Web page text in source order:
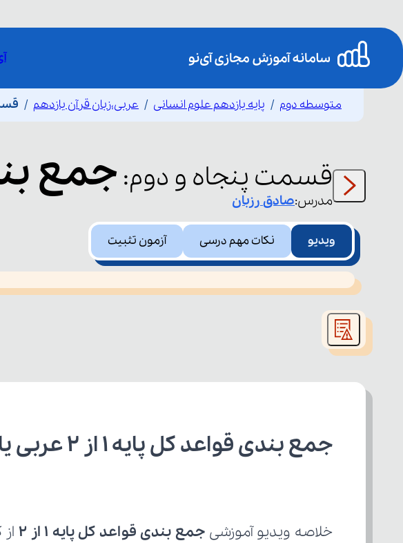
متوسطه دوم پایه یازدهم علوم انسانی عربی،زبان قرآن یازدهم
قسمت پنجاه و دوم:جمع مدرس:صادقرزبان
ویدیو نکات مهم درسی آزمون تثبیت
This
is
window.
جمع بندی قواعد کل پایه 1 از 2 عربی یازدهم رشته انسانی
خلاصه ویدیو آموزشی جمع بندی قواعد کل پایه 1 از 2